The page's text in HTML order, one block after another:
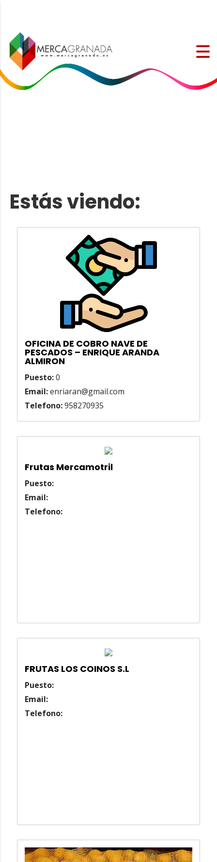
Estás viendo:
OFICINA DE COBRO NAVE DE
PESCADOS – ENRIQUE ARANDA
ALMIRON
Puesto:0
Email:enriaran@gmail.com
Telefono:958270935
Frutas Mercamotril
Puesto:
Email:
Telefono:
FRUTAS LOS COINOS S.L
Puesto:
Email:
Telefono: